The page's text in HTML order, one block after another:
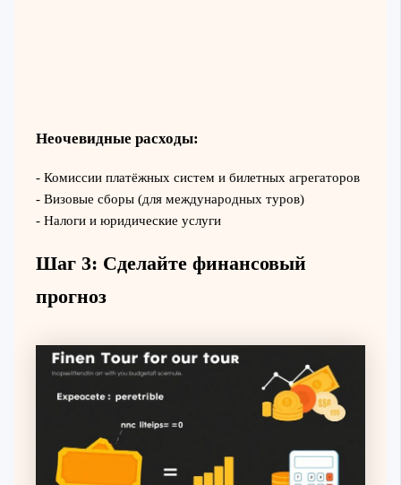
Неочевидные расходы:
- Комиссии платёжных систем и билетных агрегаторов
- Визовые сборы (для международных туров)
- Налоги и юридические услуги
Шаг 3: Сделайте финансовый
прогноз